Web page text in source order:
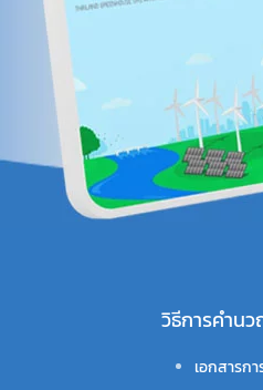
วิธีการคำน
เอกสารก